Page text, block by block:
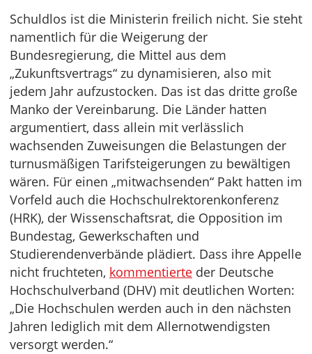
Schuldlos ist die Ministerin freilich nicht. Sie steht
namentlich für die Weigerung der
Bundesregierung, die Mittel aus dem
„Zukunftsvertrags“ zu dynamisieren, also mit
jedem Jahr aufzustocken. Das ist das dritte große
Manko der Vereinbarung. Die Länder hatten
argumentiert, dass allein mit verlässlich
wachsenden Zuweisungen die Belastungen der
turnusmäßigen Tarifsteigerungen zu bewältigen
wären. Für einen „mitwachsenden“ Pakt hatten im
Vorfeld auch die Hochschulrektorenkonferenz
(HRK), der Wissenschaftsrat, die Opposition im
Bundestag, Gewerkschaften und
Studierendenverbände plädiert. Dass ihre Appelle
nicht fruchteten, kommentierte der Deutsche
Hochschulverband (DHV) mit deutlichen Worten:
„Die Hochschulen werden auch in den nächsten
Jahren lediglich mit dem Allernotwendigsten
versorgt werden.“